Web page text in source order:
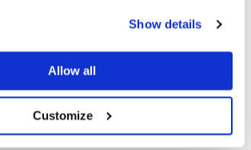
Show details
Allow all
Customize